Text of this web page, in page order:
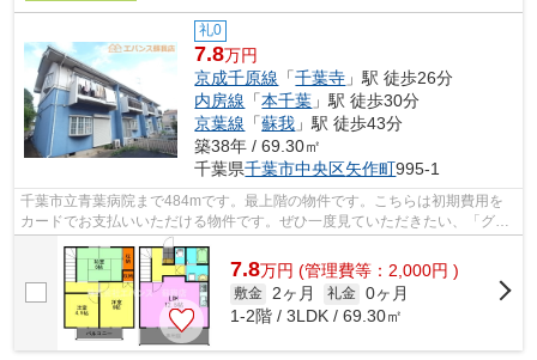
礼0
7.8万円
京成千原線 「千葉寺 」駅 徒歩26分
内房線 「本千葉 」駅 徒歩30分
京葉線 「蘇我 」駅 徒歩43分
築38年 / 69.30㎡
千葉県千葉市中央区矢作町995-1
千葉市立青葉病院まで484mです。最上階の物件です。こちらは初期費用を
カードでお支払いいただける物件です。ぜひ一度見ていただきたい、「グラ
ンドハイツ⽮作台」です。私達エバンス...
7.8万円 (管理費等：2,000円 )
敷金 2ヶ月 礼金 0ヶ月
1-2階 / 3LDK / 69.30㎡